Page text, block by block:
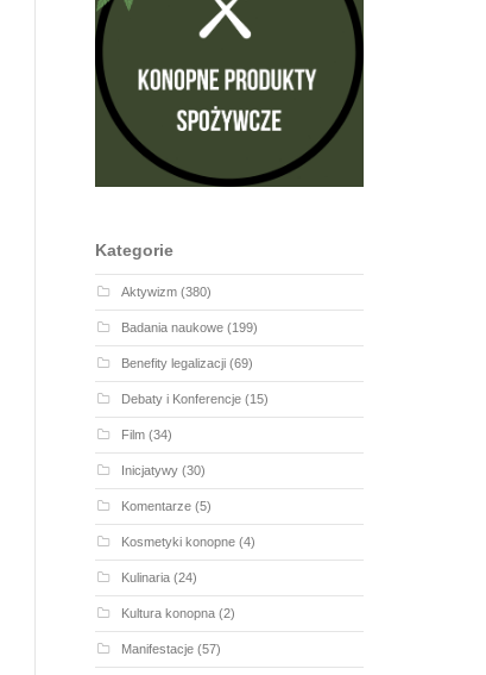
Kategorie
Aktywizm(380)
Badania naukowe(199)
Benefity legalizacji(69)
Debaty i Konferencje(15)
Film(34)
Inicjatywy(30)
Komentarze(5)
Kosmetyki konopne(4)
Kulinaria(24)
Kultura konopna(2)
Manifestacje(57)